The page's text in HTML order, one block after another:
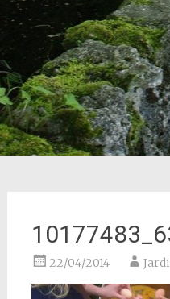
22/04/2014